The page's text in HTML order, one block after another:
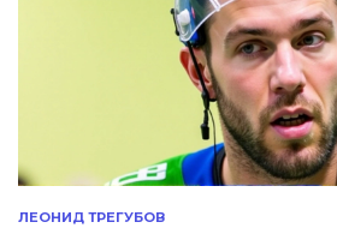
ЛЕОНИД ТРЕГУБОВ